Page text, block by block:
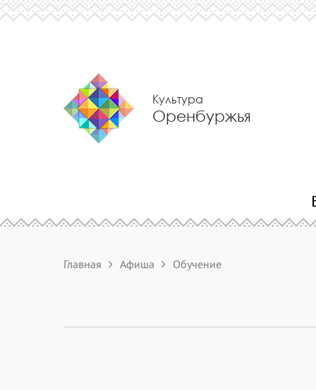
Культура
Оренбуржья
Главная Афиша Обучение